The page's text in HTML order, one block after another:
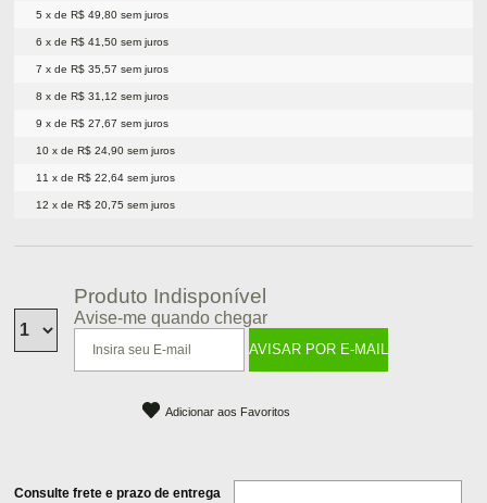
5 x de R$ 49,80 sem juros
6 x de R$ 41,50 sem juros
7 x de R$ 35,57 sem juros
8 x de R$ 31,12 sem juros
9 x de R$ 27,67 sem juros
10 x de R$ 24,90 sem juros
11 x de R$ 22,64 sem juros
12 x de R$ 20,75 sem juros
Produto Indisponível
Avise-me quando chegar
Adicionar aos Favoritos
Consulte frete e prazo de entrega